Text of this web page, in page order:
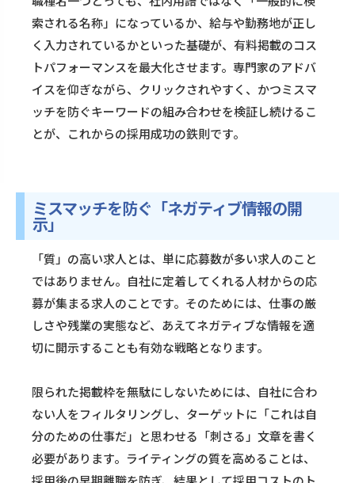
索される名称」になっているか、給与や勤務地が正し
く入力されているかといった基礎が、有料掲載のコス
トパフォーマンスを最大化させます。専門家のアドバ
イスを仰ぎながら、クリックされやすく、かつミスマ
ッチを防ぐキーワードの組み合わせを検証し続けるこ
とが、これからの採用成功の鉄則です。
ミスマッチを防ぐ「ネガティブ情報の開
示」
「質」の高い求人とは、単に応募数が多い求人のこと
ではありません。自社に定着してくれる人材からの応
募が集まる求人のことです。そのためには、仕事の厳
しさや残業の実態など、あえてネガティブな情報を適
切に開示することも有効な戦略となります。
限られた掲載枠を無駄にしないためには、自社に合わ
ない人をフィルタリングし、ターゲットに「これは自
分のための仕事だ」と思わせる「刺さる」文章を書く
必要があります。ライティングの質を高めることは、